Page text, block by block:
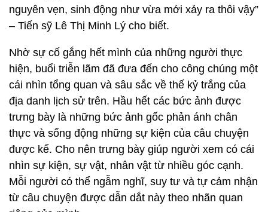
nguyên vẹn, sinh động như vừa mới xảy ra thôi vậy”
– Tiến sỹ Lê Thị Minh Lý cho biết.
Nhờ sự cố gắng hết mình của những người thực
hiện, buổi triễn lãm đã đưa đến cho công chúng một
cái nhìn tổng quan và sâu sắc về thế kỷ trắng của
địa danh lịch sử trên. Hầu hết các bức ảnh được
trưng bày là những bức ảnh gốc phản ánh chân
thực và sống động những sự kiện của câu chuyện
được kể. Cho nên trưng bày giúp người xem có cái
nhìn sự kiện, sự vật, nhân vật từ nhiều góc cạnh.
Mỗi người có thể ngẫm nghĩ, suy tư và tự cảm nhận
từ câu chuyện được dẫn dắt này theo nhãn quan